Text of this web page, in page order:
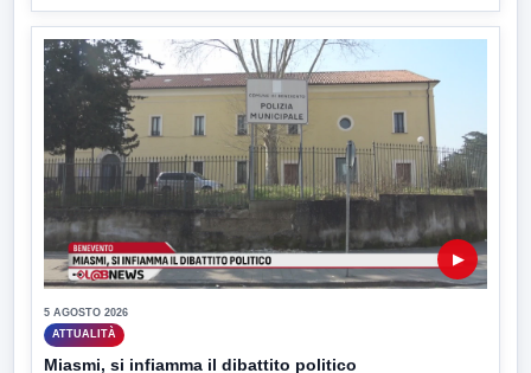
▶
5 AGOSTO 2026
ATTUALITÀ
Miasmi, si infiamma il dibattito politico